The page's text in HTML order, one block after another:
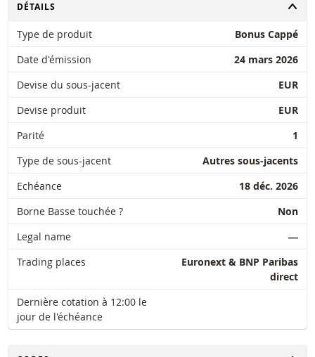
CHANGER
DÉTAILS
Type de produit
Bonus Cappé
Date d'émission
24 mars 2026
Devise du sous-jacent
EUR
Devise produit
EUR
Parité
1
Type de sous-jacent
Autres sous-jacents
Echéance
18 déc. 2026
Borne Basse touchée ?
Non
Legal name
―
Trading places
Euronext & BNP Paribas
direct
Dernière cotation à 12:00 le
jour de l'échéance